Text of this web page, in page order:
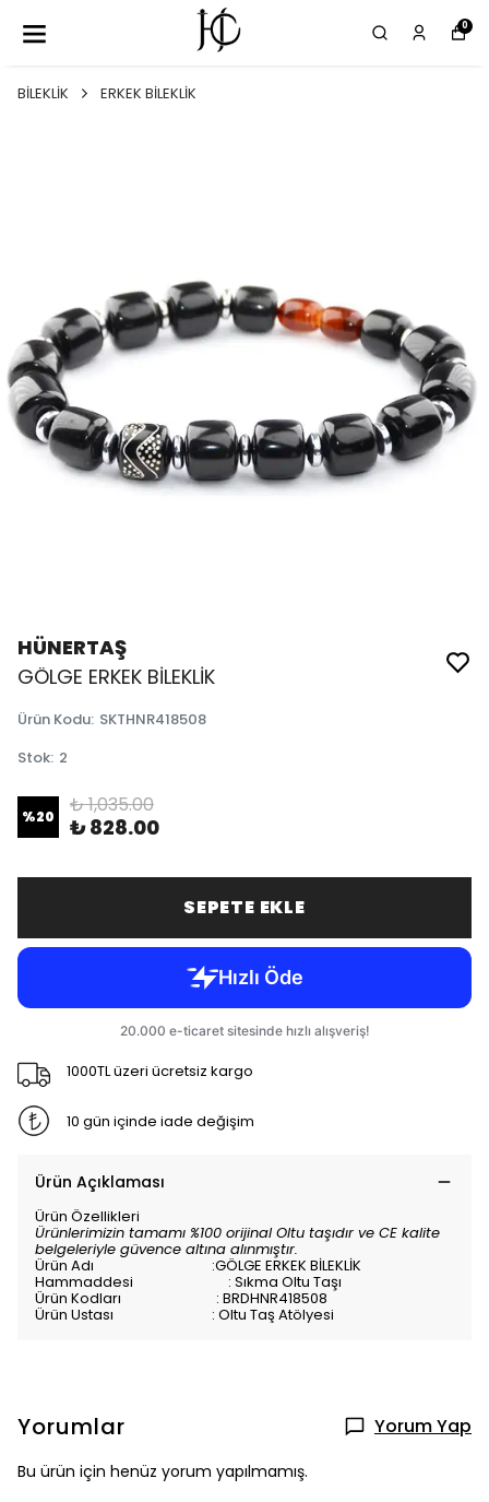
0
BİLEKLİK ERKEK BİLEKLİK
HÜNERTAŞ
GÖLGE ERKEK BİLEKLİK
Ürün Kodu: SKTHNR418508
Stok: 2
%20 ₺ 1,035.00
₺ 828.00
SEPETE EKLE
1000TL üzeri ücretsiz kargo
10 gün içinde iade değişim
Ürün Açıklaması
Ürün Özellikleri
Ürünlerimizin tamamı %100 orijinal Oltu taşıdır ve CE kalite
belgeleriyle güvence altına alınmıştır.
Ürün Adı :GÖLGE ERKEK BİLEKLİK
Hammaddesi : Sıkma Oltu Taşı
Ürün Kodları : BRDHNR418508
Ürün Ustası : Oltu Taş Atölyesi
Yorumlar Yorum Yap
Bu ürün için henüz yorum yapılmamış.